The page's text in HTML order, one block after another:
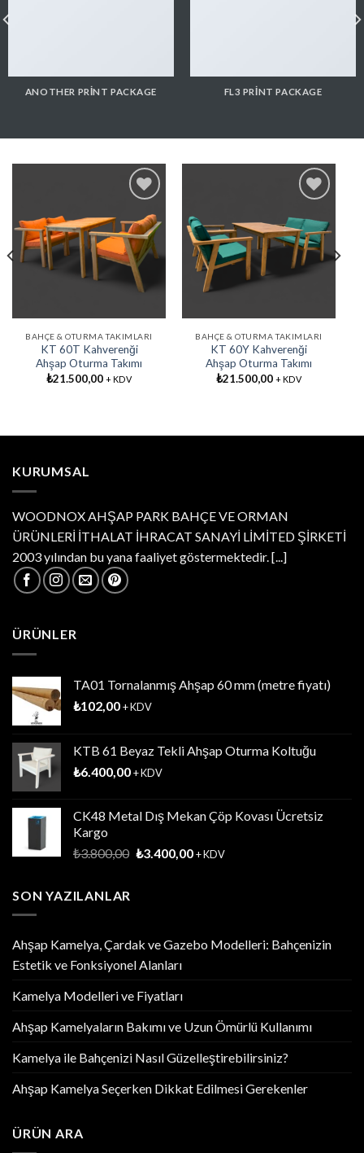
ANOTHER PRINT PACKAGE FL3 PRINT PACKAGE
Favorilere
Ekle
BAHÇE & OTURMA TAKIMLARI
KT 60T Kahverenği
Ahşap Oturma Takımı
₺21.500,00 + KDV
Favorilere
Ekle
BAHÇE & OTURMA TAKIMLARI
KT 60Y Kahverenği
Ahşap Oturma Takımı
₺21.500,00 + KDV
KURUMSAL
WOODNOX AHŞAP PARK BAHÇE VE ORMAN
ÜRÜNLERİ İTHALAT İHRACAT SANAYİ LİMİTED ŞİRKETİ
2003 yılından bu yana faaliyet göstermektedir.[...]
ÜRÜNLER
TA01 Tornalanmış Ahşap 60 mm (metre fiyatı)
₺102,00+ KDV
KTB 61 Beyaz Tekli Ahşap Oturma Koltuğu
₺6.400,00+ KDV
CK48 Metal Dış Mekan Çöp Kovası Ücretsiz
Kargo
₺3.800,00 Orijinal
₺3.400,00Şu
+ KDV
SON YAZILANLAR
Ahşap Kamelya, Çardak ve Gazebo Modelleri: Bahçenizin
Estetik ve Fonksiyonel Alanları
Kamelya Modelleri ve Fiyatları
Ahşap Kamelyaların Bakımı ve Uzun Ömürlü Kullanımı
Kamelya ile Bahçenizi Nasıl Güzelleştirebilirsiniz?
Ahşap Kamelya Seçerken Dikkat Edilmesi Gerekenler
ÜRÜN ARA